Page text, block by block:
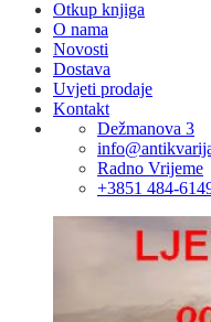
Otkup knjiga
O nama
Novosti
Dostava
Uvjeti prodaje
Kontakt
Dežmanova 3
Radno Vrijeme
+3851 484-